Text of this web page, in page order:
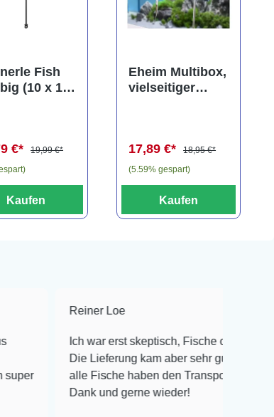
Fish
(10 x 13
€*
19,99 €*
Kaufen
Eheim Multibox,
vielseitiger
17,89 €*
18,95 €*
(5.59% gespart)
Kaufen
Reiner Loe
Ich war erst skeptisch, Fische online zu bestellen!
Die Lieferung kam aber sehr gut verpackt an und
alle Fische haben den Transport überlebt! Vielen
Dank und gerne wieder!